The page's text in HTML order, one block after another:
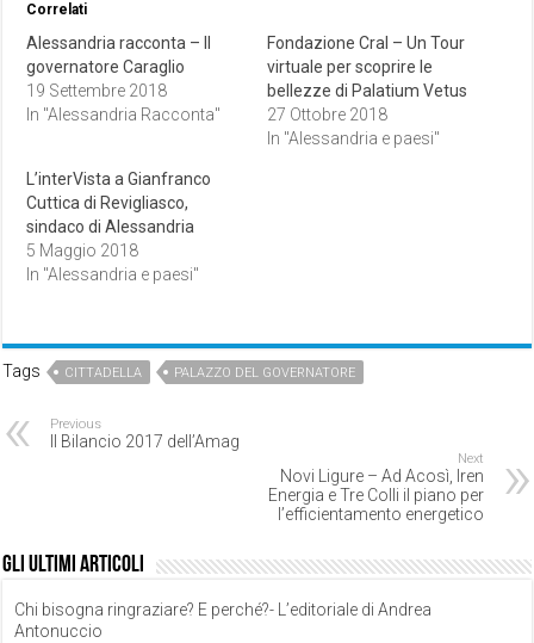
Correlati
Alessandria racconta – Il
governatore Caraglio
19 Settembre 2018
In "Alessandria Racconta"
Fondazione Cral – Un Tour
virtuale per scoprire le
bellezze di Palatium Vetus
27 Ottobre 2018
In "Alessandria e paesi"
L’interVista a Gianfranco
Cuttica di Revigliasco,
sindaco di Alessandria
5 Maggio 2018
In "Alessandria e paesi"
Tags CITTADELLA PALAZZO DEL GOVERNATORE
Previous
Il Bilancio 2017 dell’Amag
Next
Novi Ligure – Ad Acosì, Iren
Energia e Tre Colli il piano per
l’efficientamento energetico
Gli ultimi articoli
Chi bisogna ringraziare? E perché?- L’editoriale di Andrea
Antonuccio